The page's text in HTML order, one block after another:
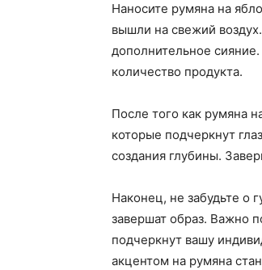
Наносите румяна на
вышли на свежий
дополнительное
количество продукта.
После того как румяна
которые подчеркнут
создания глубины.
Наконец, не забудьте о
завершат образ. Важно
подчеркнут вашу
акцентом на румяна